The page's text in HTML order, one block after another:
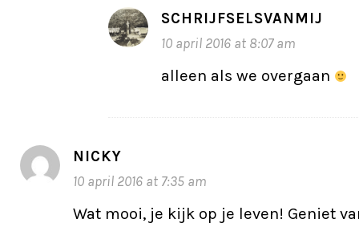
SCHRIJFSELSVANMIJ
10 april 2016 at 8:07 am
alleen als we overgaan
NICKY
10 april 2016 at 7:35 am
Wat mooi, je kijk op je leven! Geniet